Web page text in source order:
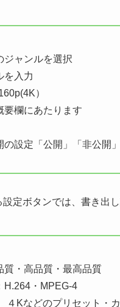
ジャンルを選択
を入力
）
要欄にあたります
設定「公開」「非公開
定ボタンでは、書き出
質・高品質・最高品質
・MPEG-4
などのプリセット・カ